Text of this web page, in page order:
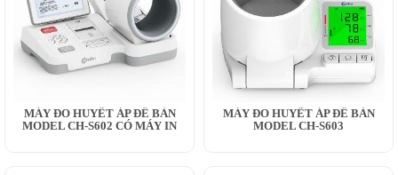
MÁY ĐO HUYẾT ÁP ĐỂ BÀN
MODEL CH-S602 CÓ MÁY IN
MÁY ĐO HUYẾT ÁP ĐỂ BÀN
MODEL CH-S603